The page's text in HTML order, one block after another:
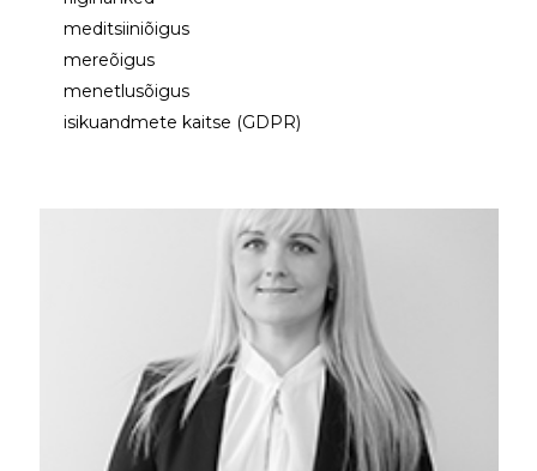
meditsiiniõigus
mereõigus
menetlusõigus
isikuandmete kaitse (GDPR)